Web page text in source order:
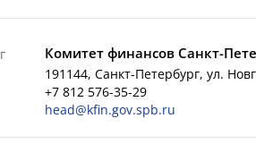
Комитет финансов Санкт-
191144, Санкт-Петербург, ул.
+7 812 576-35-29
head@kfin.gov.spb.ru